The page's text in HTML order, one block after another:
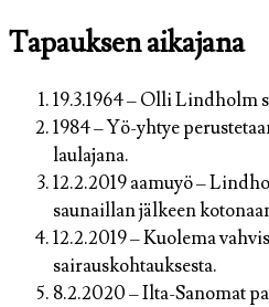
Tapauksen aikajana
19.3.1964– Olli Lindholm
1984– Yö-yhtye
laulajana.
12.2.2019 aamuyö–
saunaillan jälkeen
12.2.2019– Kuolema
sairauskohtauksesta.
8.2.2020– Ilta-Sanomat